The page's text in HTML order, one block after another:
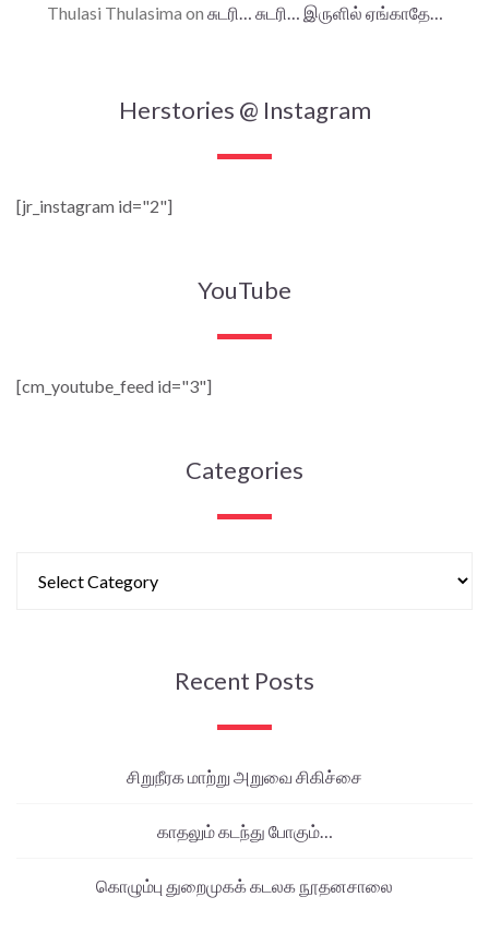
Thulasi Thulasima on சுடரி… சுடரி… இருளில் ஏங்காதே…
Herstories @ Instagram
[jr_instagram id="2"]
YouTube
[cm_youtube_feed id="3"]
Categories
Recent Posts
சிறுநீரக மாற்று அறுவை சிகிச்சை
காதலும் கடந்து போகும்…
கொழும்பு துறைமுகக் கடலக நூதனசாலை